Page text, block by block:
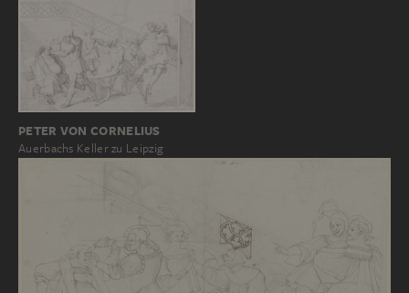
PETER VON CORNELIUS
Auerbachs Keller zu Leipzig